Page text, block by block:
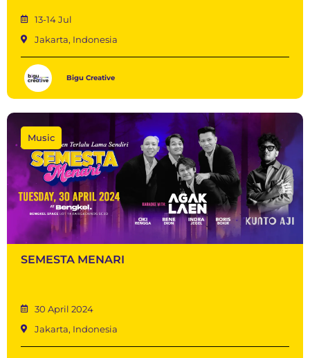
13-14 Jul
Jakarta, Indonesia
Bigu Creative
Music
SEMESTA MENARI
30 April 2024
Jakarta, Indonesia